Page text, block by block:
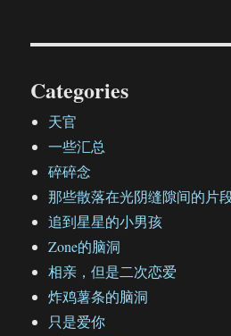
Categories
天官
一些汇总
碎碎念
那些散落在光阴缝隙间的片
追到星星的小男孩
Zone的脑洞
相亲，但是二次恋爱
炸鸡薯条的脑洞
只是爱你